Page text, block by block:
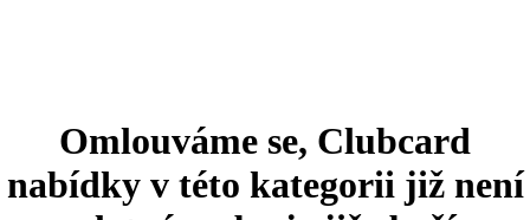
Omlouváme se, Clubcard
nabídky v této kategorii již není